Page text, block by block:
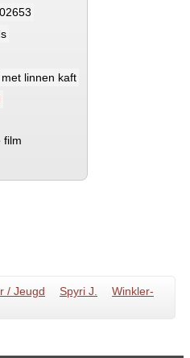
linnen kaft
film
/ Jeugd Spyri J.
Winkler-